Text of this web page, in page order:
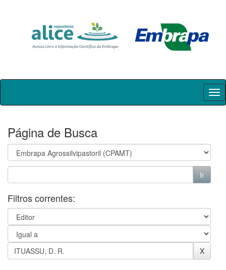
Skip
Página de Busca
Filtros correntes: